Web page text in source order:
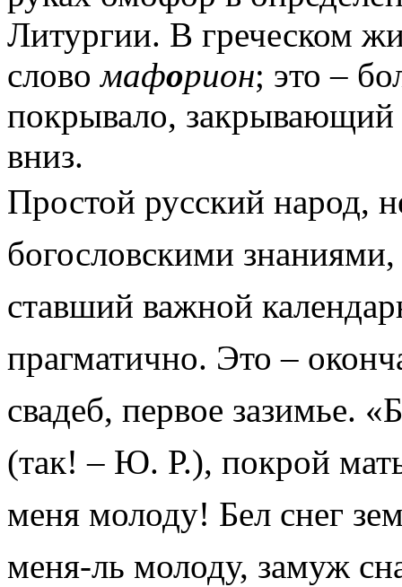
Литургии. В греческом
словомафорион; это –
покрывало, закрывающий
вниз.
Простой русский народ,
богословскими
ставший важной
прагматично. Это –
свадеб, первое зазимье.
(так! – Ю. Р.), покрой
меня молоду! Бел снег
меня-ль молоду, замуж